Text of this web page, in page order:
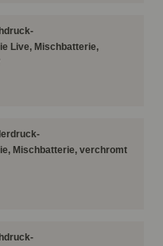
Live, Mischbatterie,
Mischbatterie, verchromt